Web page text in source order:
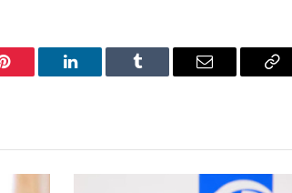
Pinterest LinkedIn Tumblr Email